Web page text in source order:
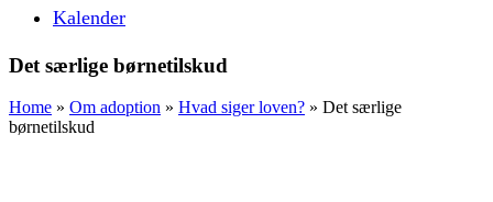
Kalender
Det særlige børnetilskud
Home » Om adoption » Hvad siger loven? » Det særlige
børnetilskud